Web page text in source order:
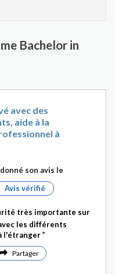
Bachelor in
avec des
aide à la
à
son avis le
Avis vérifié
très importante sur
les différents
l'étranger
Partager